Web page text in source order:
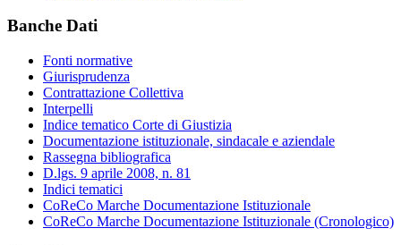
Banche Dati
Fonti normative
Giurisprudenza
Contrattazione Collettiva
Interpelli
Indice tematico Corte di Giustizia
Documentazione istituzionale, sindacale e aziendale
Rassegna bibliografica
D.lgs. 9 aprile 2008, n. 81
Indici tematici
CoReCo Marche Documentazione Istituzionale
CoReCo Marche Documentazione Istituzionale (Cronologico)